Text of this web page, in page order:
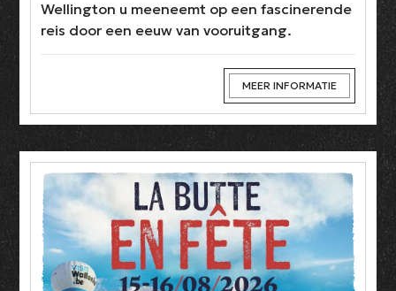
Wellington u meeneemt op een fascinerende
reis door een eeuw van vooruitgang.
MEER INFORMATIE